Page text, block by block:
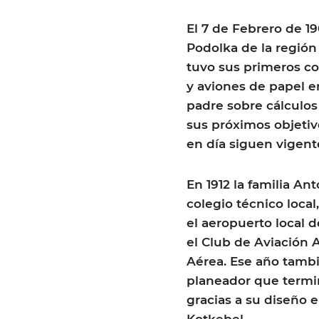
El 7 de Febrero de
Podolka de la
tuvo sus primeros
y aviones de papel
padre sobre
sus próximos
en día siguen
En 1912 la familia
colegio técnico
el aeropuerto local
el Club de Aviación
Aérea. Ese año
planeador que
gracias a su diseño